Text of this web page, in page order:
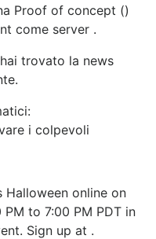
Proof of concept ()
come server .
trovato la news
i colpevoli
online on
to 7:00 PM PDT in
Sign up at .